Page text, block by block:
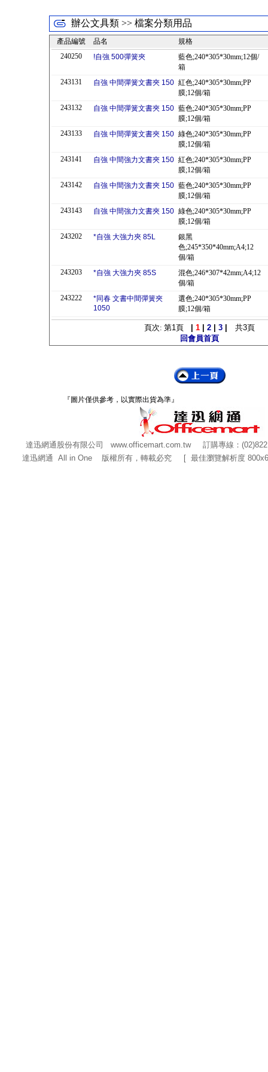
辦公文具類 >> 檔案分類用品
產品編號 品名
規格
240250
!自強 500彈簧夾
藍色;240*305*30mm;12個/
箱
243131
自強 中間彈簧文書夾 150 紅色;240*305*30mm;PP
膜;12個/箱
243132
自強 中間彈簧文書夾 150 藍色;240*305*30mm;PP
膜;12個/箱
243133
自強 中間彈簧文書夾 150 綠色;240*305*30mm;PP
膜;12個/箱
243141
自強 中間強力文書夾 150 紅色;240*305*30mm;PP
膜;12個/箱
243142
自強 中間強力文書夾 150 藍色;240*305*30mm;PP
膜;12個/箱
243143
自強 中間強力文書夾 150 綠色;240*305*30mm;PP
膜;12個/箱
243202
*自強 大強力夾 85L
銀黑
色;245*350*40mm;A4;12
個/箱
243203
*自強 大強力夾 85S
混色;246*307*42mm;A4;12
個/箱
243222
*同春 文書中間彈簧夾
1050
選色;240*305*30mm;PP
膜;12個/箱
頁次: 第1頁 1| 2| 3| 共3頁
回會員首頁
『圖片僅供參考，以實際出貨為準』
達迅網通股份有限公司 www.officemart.com.tw訂購專線：
達迅網通 All in One 版權所有，轉載必究 [ 最佳瀏覽解析度